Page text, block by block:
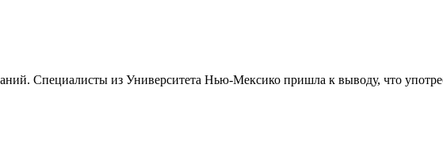
Специалисты из Университета Нью-Мексико пришла к выводу, что